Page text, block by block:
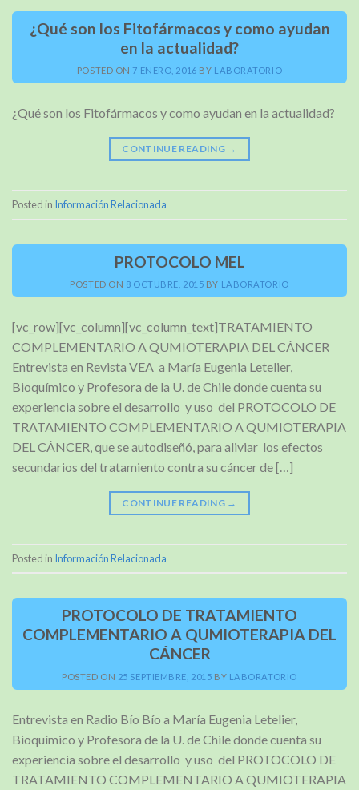
¿Qué son los Fitofármacos y como ayudan
en la actualidad?
POSTED ON 7 ENERO, 2016 BY LABORATORIO
¿Qué son los Fitofármacos y como ayudan en la actualidad?
CONTINUE READING →
Posted in Información Relacionada
PROTOCOLO MEL
POSTED ON 8 OCTUBRE, 2015 BY LABORATORIO
[vc_row][vc_column][vc_column_text]TRATAMIENTO
COMPLEMENTARIO A QUMIOTERAPIA DEL CÁNCER
Entrevista en Revista VEA a María Eugenia Letelier,
Bioquímico y Profesora de la U. de Chile donde cuenta su
experiencia sobre el desarrollo y uso del PROTOCOLO DE
TRATAMIENTO COMPLEMENTARIO A QUMIOTERAPIA
DEL CÁNCER, que se autodiseñó, para aliviar los efectos
secundarios del tratamiento contra su cáncer de […]
CONTINUE READING →
Posted in Información Relacionada
PROTOCOLO DE TRATAMIENTO
COMPLEMENTARIO A QUMIOTERAPIA DEL
CÁNCER
POSTED ON 25 SEPTIEMBRE, 2015 BY LABORATORIO
Entrevista en Radio Bío Bío a María Eugenia Letelier,
Bioquímico y Profesora de la U. de Chile donde cuenta su
experiencia sobre el desarrollo y uso del PROTOCOLO DE
TRATAMIENTO COMPLEMENTARIO A QUMIOTERAPIA